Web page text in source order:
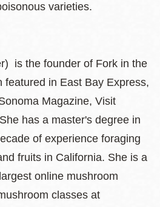
varieties.
is the founder of Fork in the
featured in East Bay Express,
Magazine, Visit
has a master's degree in
of experience foraging
fruits in California. She is a
online mushroom
classes at